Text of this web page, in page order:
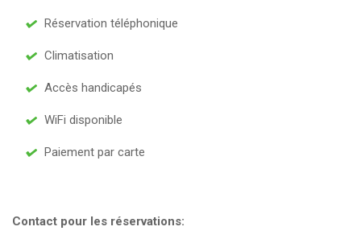
Réservation téléphonique
Climatisation
Accès handicapés
WiFi disponible
Paiement par carte
Contact pour les réservations: